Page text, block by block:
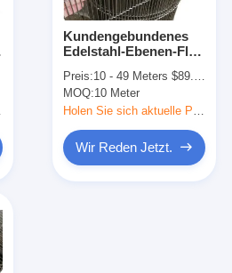
Kundengebundenes
Edelstahl-Ebenen-Flex
Förderband
Preis:10 - 49 Meters $89.55， 50 - 99 Meters $74.62， 100 - 999 Meters $59.70， >=1000 Meters $44.78
MOQ:10 Meter
Wir Reden Jetzt.